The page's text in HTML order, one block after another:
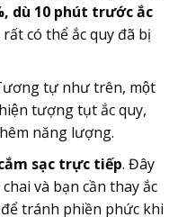
dù 10 phút trước ắc
rất có thể ắc quy đã bị
tự như trên, một
tượng tụt ắc quy,
năng lượng.
sạc trực tiếp. Đây
và bạn cần thay ắc
tránh phiền phức khi